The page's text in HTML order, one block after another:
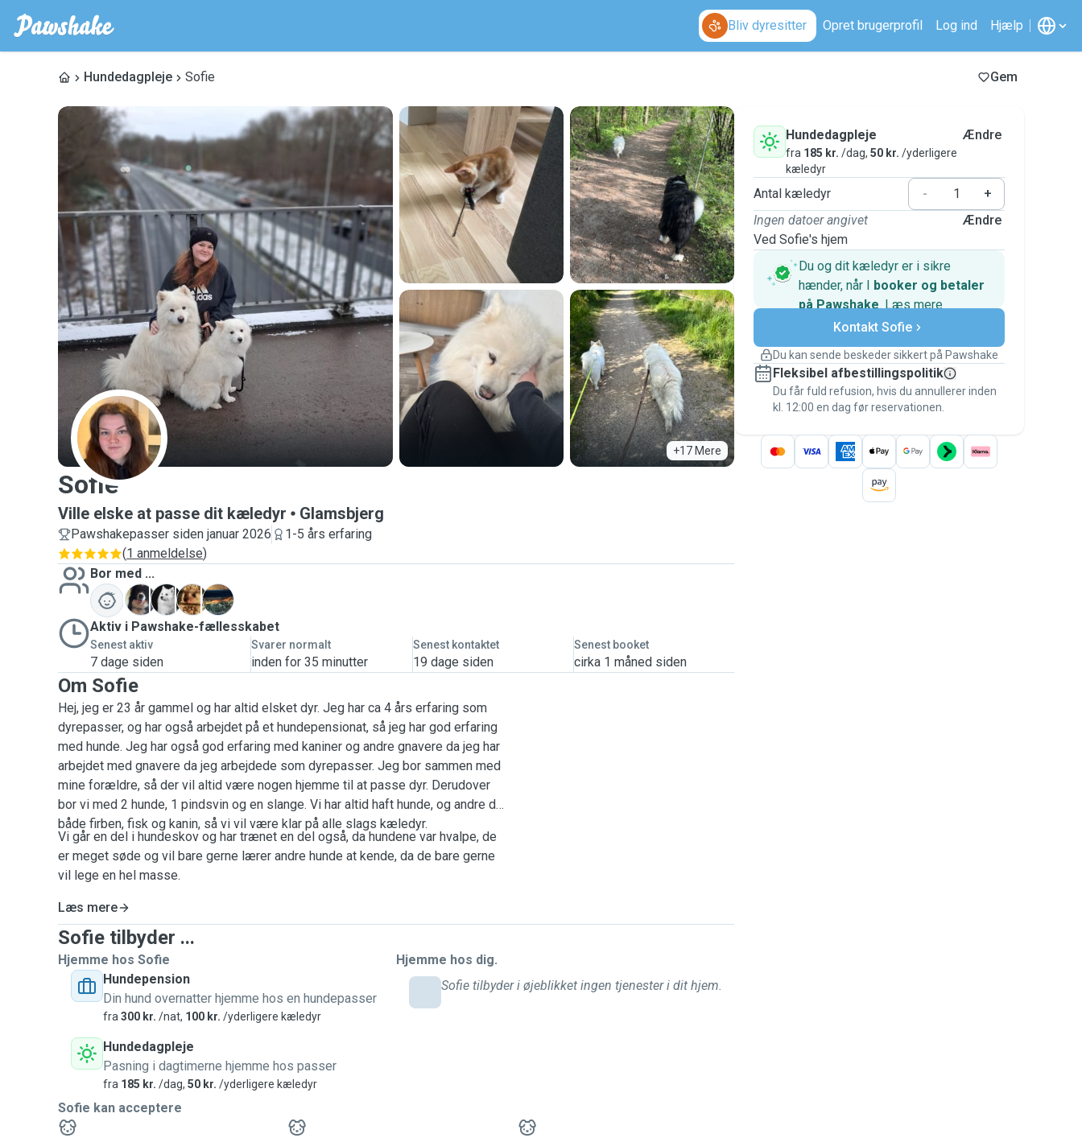
Bliv dyresitter Opret brugerprofil Log ind Hjælp
Hundedagpleje Sofie Gem
+17 Mere
S
Sofie
Ville elske at passe dit kæledyr Glamsbjerg
Pawshakepasser siden januar 2026
1-5 års erfaring
(1 anmeldelse)
Bor med ...
C
M M
O
Aktiv i Pawshake-fællesskabet
Senest aktiv
7 dage siden
Svarer normalt
inden for 35 minutter
Senest kontaktet
19 dage siden
Senest booket
cirka 1 måned siden
Om Sofie
Hej, jeg er 23 år gammel og har altid elsket dyr. Jeg har ca 4 års erfaring som
dyrepasser, og har også arbejdet på et hundepensionat, så jeg har god erfaring
med hunde. Jeg har også god erfaring med kaniner og andre gnavere da jeg har
arbejdet med gnavere da jeg arbejdede som dyrepasser. Jeg bor sammen med
mine forældre, så der vil altid være nogen hjemme til at passe dyr. Derudover
bor vi med 2 hunde, 1 pindsvin og en slange. Vi har altid haft hunde, og andre dyr,
både firben, fisk og kanin, så vi vil være klar på alle slags kæledyr.
Vi går en del i hundeskov og har trænet en del også, da hundene var hvalpe, de
er meget søde og vil bare gerne lærer andre hunde at kende, da de bare gerne
vil lege en hel masse.
Læs mere
Sofie tilbyder ...
Hjemme hos Sofie
Hundepension
Din hund overnatter hjemme hos en hundepasser
fra 300 kr. /nat, 100 kr. /yderligere kæledyr
Hundedagpleje
Pasning i dagtimerne hjemme hos passer
fra 185 kr. /dag, 50 kr. /yderligere kæledyr
Hjemme hos dig.
Sofie tilbyder i øjeblikket ingen tjenester i dit hjem.
Sofie kan acceptere
Hundedagpleje
fra 185 kr. /dag, 50 kr. /yderligere
kæledyr
Ændre
Antal kæledyr -
+
Ingen datoer angivet
Ved Sofie's hjem
Ændre
Du og dit kæledyr er i sikre
hænder, når I booker og betaler
på Pawshake. Læs mere
Sikre betalinger
Support, hvis planerne ændrer
Dækkede bookinger
Hold alt på Pawshake – fra den første
besked til betalingen – for at være dækket
af Pawshake-garantien.
Kontakt Sofie
Du kan sende beskeder sikkert på Pawshake
Fleksibel afbestillingspolitik
Du får fuld refusion, hvis du annullerer inden
kl. 12:00 en dag før reservationen.